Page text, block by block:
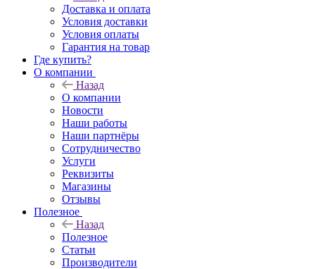
Доставка и оплата
Условия доставки
Условия оплаты
Гарантия на товар
Где купить?
О компании
Назад
О компании
Новости
Наши работы
Наши партнёры
Сотрудничество
Услуги
Реквизиты
Магазины
Отзывы
Полезное
Назад
Полезное
Статьи
Производители